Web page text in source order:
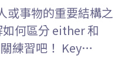
或事物的重要結構之
何區分 either 和
練習吧！ Key
兩種可能發生的選